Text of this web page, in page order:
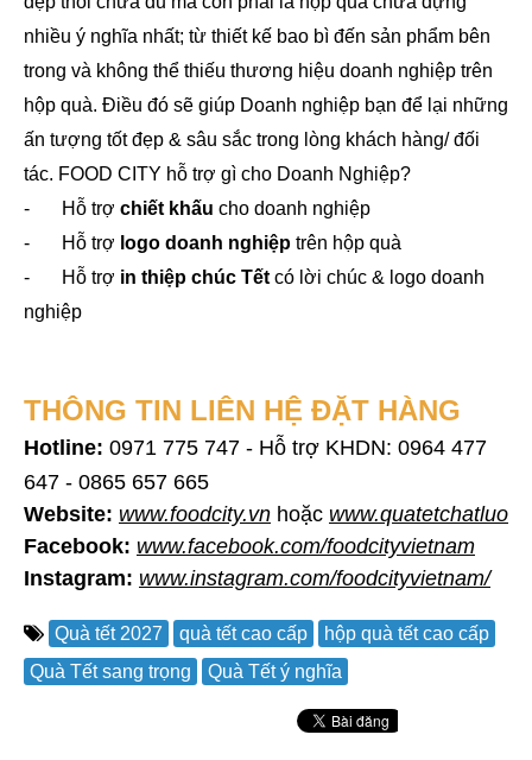
nhiều ý nghĩa nhất; từ thiết kế bao bì đến sản phẩm bên
trong và không thể thiếu thương hiệu doanh nghiệp trên
hộp quà. Điều đó sẽ giúp Doanh nghiệp bạn để lại những
ấn tượng tốt đẹp & sâu sắc trong lòng khách hàng/ đối
tác. FOOD CITY hỗ trợ gì cho Doanh Nghiệp?
-
Hỗ trợ chiết khấu cho doanh nghiệp
-
Hỗ trợ ogo doanh nghiệp trên hộp quà
-
Hỗ trợ in thiệp chúc Tết có lời chúc & logo doanh
nghiệp
THÔNG TIN LIÊN HỆ ĐẶT HÀNG
Hotline: 0971 775 747 - Hỗ trợ KHDN: 0964 477
647 - 0865 657 665
Website: www.foodcity.vn hoặc
Facebook: www.facebook.com/foodcityvietnam
Instagram: www.instagram.com/foodcityvietnam/
Quà tết 2027 quà tết cao cấp
hộp quà tết cao cấp
Quà Tết sang trọng
Quà Tết ý nghĩa